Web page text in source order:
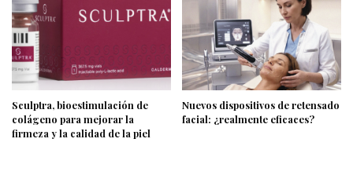
Sculptra, bioestimulación de
colágeno para mejorar la
firmeza y la calidad de la piel
Nuevos dispositivos de retensado
facial: ¿realmente eficaces?